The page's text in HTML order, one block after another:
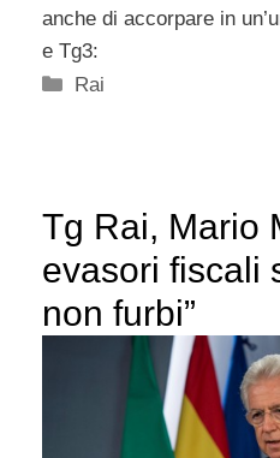
anche di accorpare in
e Tg3:
Categorie
Rai
Tg Rai, Mario
evasori fiscali
non furbi”